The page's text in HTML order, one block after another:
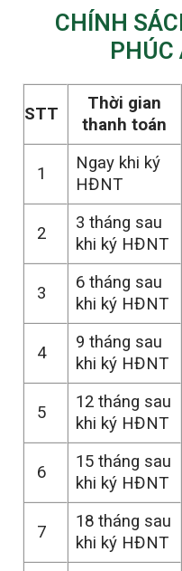
CHÍNH
PHÚC
STT
Thời gian
thanh toán
1
Ngay khi ký
HĐNT
2
3 tháng sau
khi ký HĐNT
3
6 tháng sau
khi ký HĐNT
4
9 tháng sau
khi ký HĐNT
5
12 tháng sau
khi ký HĐNT
6
15 tháng sau
khi ký HĐNT
7
18 tháng sau
khi ký HĐNT